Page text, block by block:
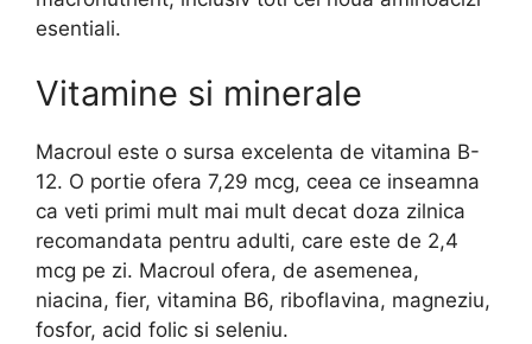
esentiali.
Vitamine si minerale
Macroul este o sursa excelenta de vitamina B-
12. O portie ofera 7,29 mcg, ceea ce inseamna
ca veti primi mult mai mult decat doza zilnica
recomandata pentru adulti, care este de 2,4
mcg pe zi. Macroul ofera, de asemenea,
niacina, fier, vitamina B6, riboflavina, magneziu,
fosfor, acid folic si seleniu.